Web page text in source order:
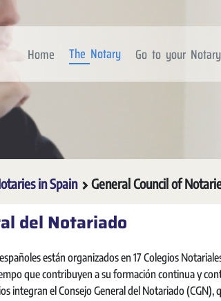
Home The Notary Go to your Notary
in Spain General Council of
del Notariado
están organizados en 17 Colegios
que contribuyen a su formación continua y
integran el Consejo General del Notariado